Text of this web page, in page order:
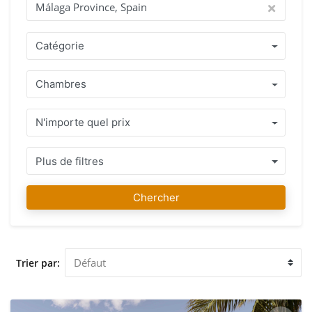
aucun souci.
Catégorie
Chambres
N'importe quel prix
Plus de filtres
Chercher
Trier par: